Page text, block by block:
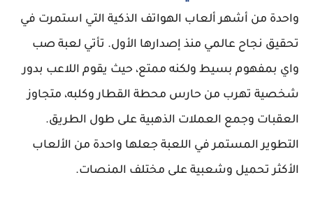
واحدة من أشهر ألعاب الهواتف الذكية التي استمرت في
تحقيق نجاح عالمي منذ إصدارها الأول. تأتي لعبة صب
واي بمفهوم بسيط ولكنه ممتع، حيث يقوم اللاعب بدور
شخصية تهرب من حارس محطة القطار وكلبه، متجاوز
العقبات وجمع العملات الذهبية على طول الطريق.
التطوير المستمر في اللعبة جعلها واحدة من الألعاب
الأكثر تحميل وشعبية على مختلف المنصات.